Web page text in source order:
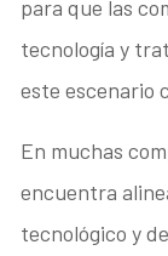
para que las
tecnología y
este escenario
En muchas
encuentra
tecnológico y